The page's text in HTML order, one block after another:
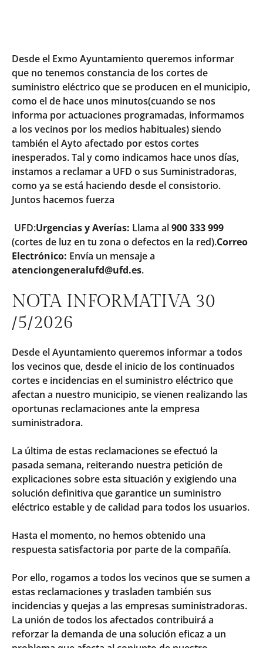
Desde el Exmo Ayuntamiento queremos informar
que no tenemos constancia de los cortes de
suministro eléctrico que se producen en el municipio,
como el de hace unos minutos(cuando se nos
informa por actuaciones programadas, informamos
a los vecinos por los medios habituales) siendo
también el Ayto afectado por estos cortes
inesperados. Tal y como indicamos hace unos días,
instamos a reclamar a UFD o sus Suministradoras,
como ya se está haciendo desde el consistorio.
Juntos hacemos fuerza
UFD:Urgencias y Averías: Llama al900 333 999
(cortes de luz en tu zona o defectos en la red).Correo
Electrónico: Envía un mensaje a
atenciongeneralufd@ufd.es.
NOTA INFORMATIVA 30
/5/2026
Desde el Ayuntamiento queremos informar a todos
los vecinos que, desde el inicio de los continuados
cortes e incidencias en el suministro eléctrico que
afectan a nuestro municipio, se vienen realizando las
oportunas reclamaciones ante la empresa
suministradora.
La última de estas reclamaciones se efectuó la
pasada semana, reiterando nuestra petición de
explicaciones sobre esta situación y exigiendo una
solución definitiva que garantice un suministro
eléctrico estable y de calidad para todos los usuarios.
Hasta el momento, no hemos obtenido una
respuesta satisfactoria por parte de la compañía.
Por ello, rogamos a todos los vecinos que se sumen a
estas reclamaciones y trasladen también sus
incidencias y quejas a las empresas suministradoras.
La unión de todos los afectados contribuirá a
reforzar la demanda de una solución eficaz a un